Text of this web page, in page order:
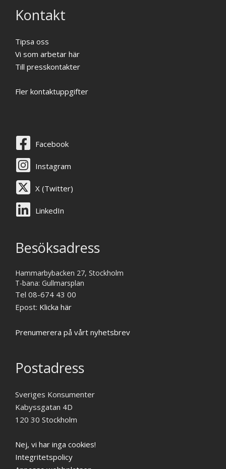
Kontakt
Tipsa oss
Vi som arbetar här
Till presskontakter
Fler kontaktuppgifter
Facebook
Instagram
X (Twitter)
LinkedIn
Besöksadress
Hammarbybacken 27, Stockholm
T-bana: Gullmarsplan
Tel 08-674 43 00
Epost: Klicka här
Prenumerera på vårt nyhetsbrev
Postadress
Sveriges Konsumenter
Kabyssgatan 4D
120 30 Stockholm
Nej, vi har inga cookies!
Integritetspolicy